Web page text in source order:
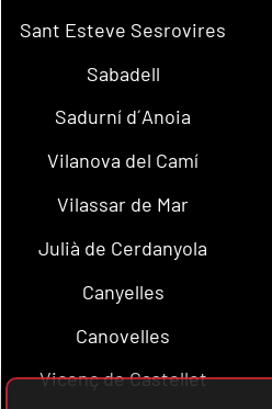
Sant Esteve Sesrovires
Sabadell
Sadurní d´Anoia
Vilanova del Camí
Vilassar de Mar
Julià de Cerdanyola
Canyelles
Canovelles
Vicenç de Castellet